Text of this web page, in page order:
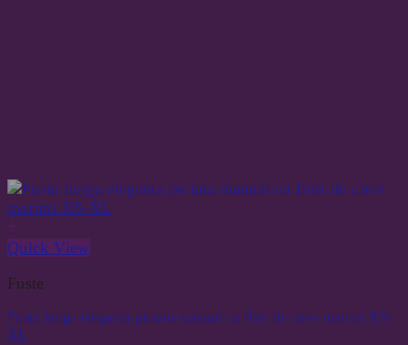
Quick View
Fuste
Fusta lunga eleganta pictata manual cu flori de cires marimi XS-
XL